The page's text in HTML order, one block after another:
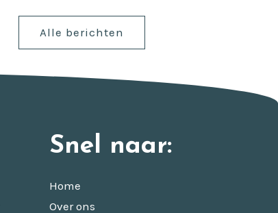
Alle berichten
Snel naar:
Home
Over ons